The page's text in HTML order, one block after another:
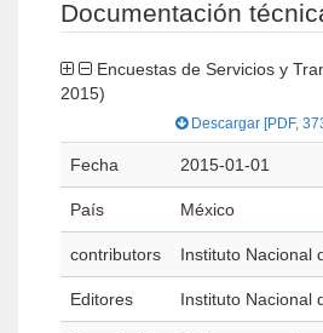
Documentación
2015)
Descargar [PDF,
Fecha 2015-01-01
País México
contributors Instituto Nacional
Editores Instituto Nacional